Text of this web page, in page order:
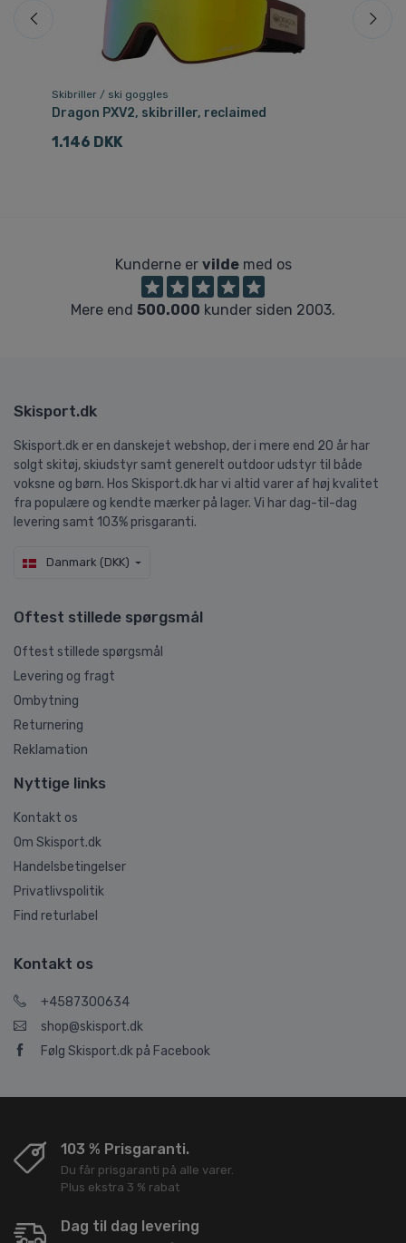
Skibriller / ski goggles
Dragon PXV2, skibriller, reclaimed
1.146 DKK
Kunderne er vildemed os
Mere end 500.000 kunder siden 2003.
Skisport.dk
Skisport.dk er en danskejet webshop, der i mere end 20 år har
solgt skitøj, skiudstyr samt generelt outdoor udstyr til både
voksne og børn. Hos Skisport.dk har vi altid varer af høj kvalitet
fra populære og kendte mærker på lager. Vi har dag-til-dag
levering samt 103% prisgaranti.
Danmark (DKK)
Oftest stillede spørgsmål
Oftest stillede spørgsmål
Levering og fragt
Ombytning
Returnering
Reklamation
Nyttige links
Kontakt os
Om Skisport.dk
Handelsbetingelser
Privatlivspolitik
Find returlabel
Kontakt os
+4587300634
shop@skisport.dk
Følg Skisport.dk på Facebook
103 % Prisgaranti.
Du får prisgaranti på alle varer.
Plus ekstra 3 % rabat
Dag til dag levering